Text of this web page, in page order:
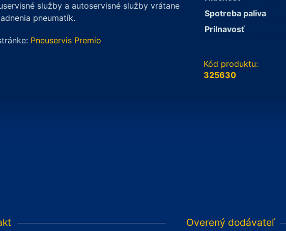
služby a autoservisné služby vrátane
pneumatík.
Pneuservis Premio
Spotreba paliva
Prilnavosť
Kód produktu:
325630
Overený dodávateľ